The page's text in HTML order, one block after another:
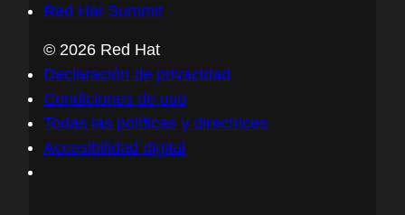
Red Hat Summit
© 2026 Red Hat
Declaración de privacidad
Condiciones de uso
Todas las políticas y directrices
Accesibilidad digital